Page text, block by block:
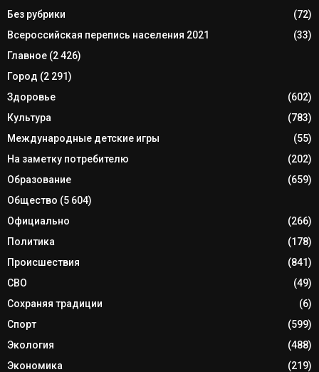
Без рубрики
(72)
Всероссийская перепись населения 2021
(33)
Главное (2 426)
Город (2 291)
Здоровье
(602)
Культура
(783)
Международные детские игры
(55)
На заметку потребителю
(202)
Образование
(659)
Общество (5 604)
Официально
(266)
Политика
(178)
Происшествия
(841)
СВО
(49)
Сохраняя традиции
(6)
Спорт
(599)
Экология
(488)
Экономика
(219)